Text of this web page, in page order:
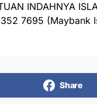
INDAHNYA
7695 (Maybank
Share